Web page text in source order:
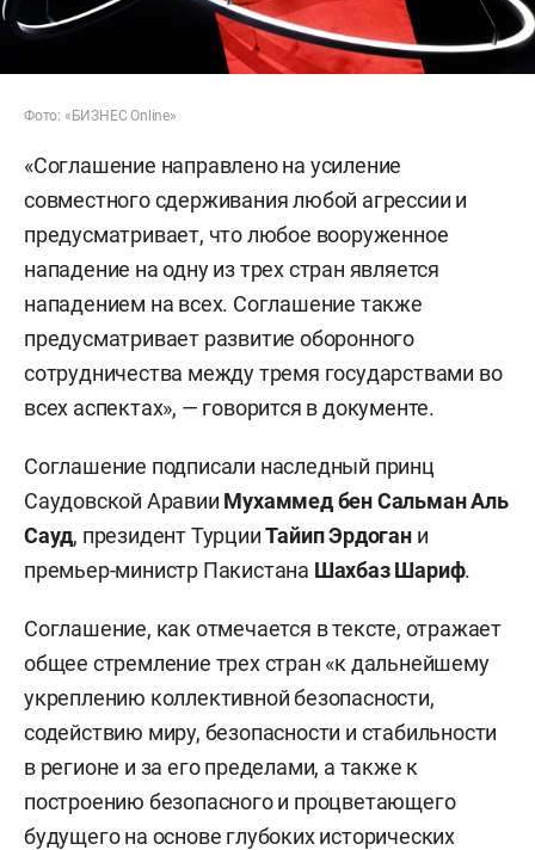
Фото: «БИЗНЕС Online»
«Соглашение направлено на усиление
совместного сдерживания любой агрессии и
предусматривает, что любое вооруженное
нападение на одну из трех стран является
нападением на всех. Соглашение также
предусматривает развитие оборонного
сотрудничества между тремя государствами во
всех аспектах», — говорится в документе.
Соглашение подписали наследный принц
Саудовской Аравии Мухаммед бен Сальман Аль
Сауд, президент ТурцииТайип Эрдогани
премьер-министр Пакистана Шахбаз Шариф.
Соглашение, как отмечается в тексте, отражает
общее стремление трех стран «к дальнейшему
укреплению коллективной безопасности,
содействию миру, безопасности и стабильности
в регионе и за его пределами, а также к
построению безопасного и процветающего
будущего на основе глубоких исторических